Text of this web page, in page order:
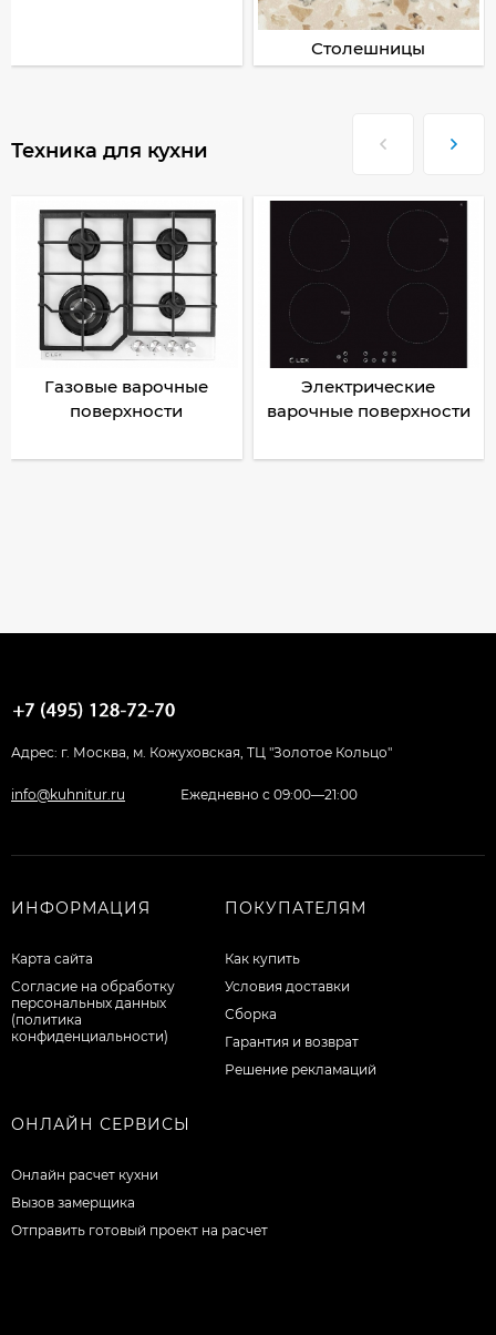
Столешницы
Техника для кухни
Газовые варочные
поверхности
Электрические
варочные поверхности
Адрес: г. Москва, м. Кожуховская, ТЦ "Золотое Кольцо"
info@kuhnitur.ru Ежедневно с 09:00—21:00
ИНФОРМАЦИЯ
Карта сайта
Согласие на обработку
персональных данных
(политика
конфиденциальности)
ПОКУПАТЕЛЯМ
Как купить
Условия доставки
Сборка
Гарантия и возврат
Решение рекламаций
ОНЛАЙН СЕРВИСЫ
Онлайн расчет кухни
Вызов замерщика
Отправить готовый проект на расчет